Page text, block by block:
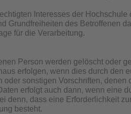
Interesses der
Grundfreiheiten des Betroffenen
für die Verarbeitung.
Person werden gelöscht oder
erfolgen, wenn dies durch den
sonstigen Vorschriften,
erfolgt auch dann, wenn eine
denn, dass eine Erforderlichkeit
besteht.